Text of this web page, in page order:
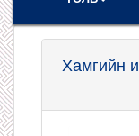
Хамгийн